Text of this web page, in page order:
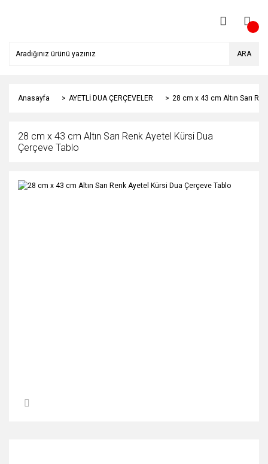
ARA
Anasayfa AYETLİ DUA ÇERÇEVELER 28 cm x 43 cm Altın Sarı
28 cm x 43 cm Altın Sarı Renk Ayetel Kürsi Dua
Çerçeve Tablo